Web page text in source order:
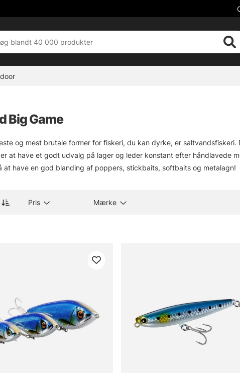
Big Game
og mest brutale former for fiskeri, du kan dyrke, er
at have et godt udvalg på lager og leder konstant efter håndlavede
at have en god blanding af poppers, stickbaits, softbaits og metalagn!
Pris Mærke